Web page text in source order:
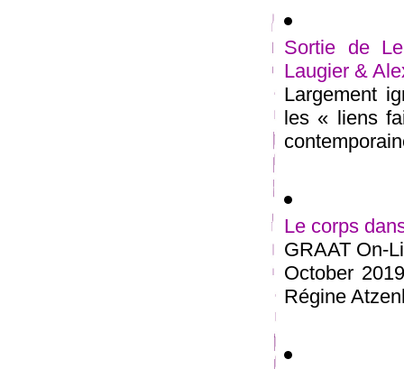
Sortie de
Laugier &
Largement
les « liens
Le corps
GRAAT On-
October
Régine